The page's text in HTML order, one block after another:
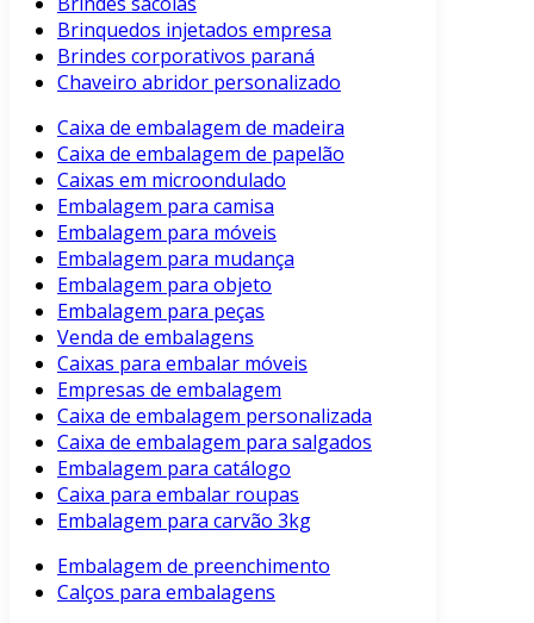
Brinquedos injetados empresa
Brindes corporativos paraná
Chaveiro abridor personalizado
Caixa de embalagem de madeira
Caixa de embalagem de papelão
Caixas em microondulado
Embalagem para camisa
Embalagem para móveis
Embalagem para mudança
Embalagem para objeto
Embalagem para peças
Venda de embalagens
Caixas para embalar móveis
Empresas de embalagem
Caixa de embalagem personalizada
Caixa de embalagem para salgados
Embalagem para catálogo
Caixa para embalar roupas
Embalagem para carvão 3kg
Embalagem de preenchimento
Calços para embalagens